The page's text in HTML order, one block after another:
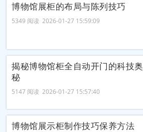
博物馆展柜的布局与陈列技巧
5349 阅读 2026-01-27 15:59:09
揭秘博物馆柜全自动开门的科技奥
秘
5147 阅读 2026-01-27 15:57:40
博物馆展示柜制作技巧保养方法